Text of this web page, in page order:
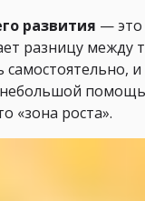
развития — это
разницу между
самостоятельно,
«зона роста».